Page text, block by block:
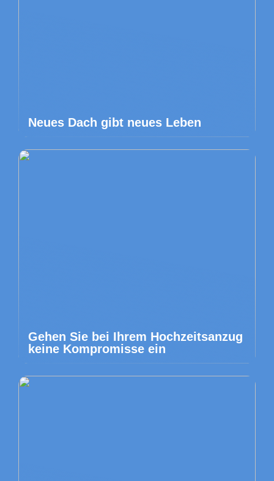
Neues Dach gibt neues Leben
Gehen Sie bei Ihrem Hochzeitsanzug
keine Kompromisse ein